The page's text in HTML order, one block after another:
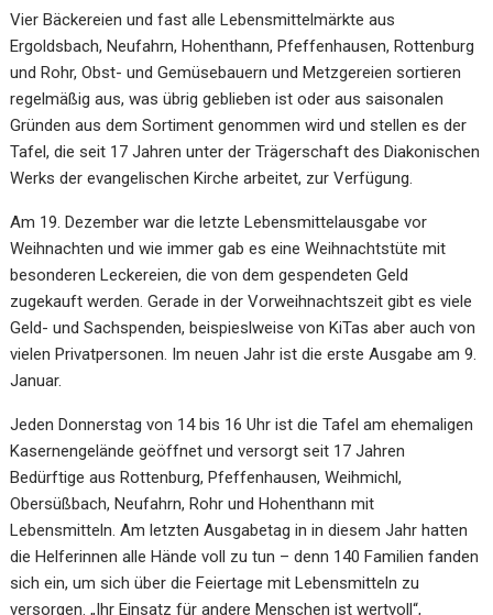
Vier Bäckereien und fast alle Lebensmittelmärkte aus
Ergoldsbach, Neufahrn, Hohenthann, Pfeffenhausen, Rottenburg
und Rohr, Obst- und Gemüsebauern und Metzgereien sortieren
regelmäßig aus, was übrig geblieben ist oder aus saisonalen
Gründen aus dem Sortiment genommen wird und stellen es der
Tafel, die seit 17 Jahren unter der Trägerschaft des Diakonischen
Werks der evangelischen Kirche arbeitet, zur Verfügung.
Am 19. Dezember war die letzte Lebensmittelausgabe vor
Weihnachten und wie immer gab es eine Weihnachtstüte mit
besonderen Leckereien, die von dem gespendeten Geld
zugekauft werden. Gerade in der Vorweihnachtszeit gibt es viele
Geld- und Sachspenden, beispieslweise von KiTas aber auch von
vielen Privatpersonen. Im neuen Jahr ist die erste Ausgabe am 9.
Januar.
Jeden Donnerstag von 14 bis 16 Uhr ist die Tafel am ehemaligen
Kasernengelände geöffnet und versorgt seit 17 Jahren
Bedürftige aus Rottenburg, Pfeffenhausen, Weihmichl,
Obersüßbach, Neufahrn, Rohr und Hohenthann mit
Lebensmitteln. Am letzten Ausgabetag in in diesem Jahr hatten
die Helferinnen alle Hände voll zu tun – denn 140 Familien fanden
sich ein, um sich über die Feiertage mit Lebensmitteln zu
versorgen. „Ihr Einsatz für andere Menschen ist wertvoll“,